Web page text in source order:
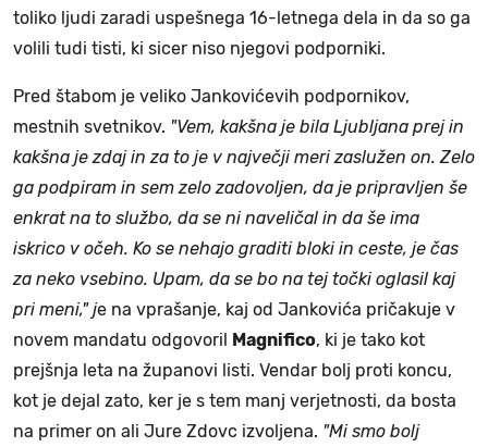
toliko ljudi zaradi uspešnega 16-letnega dela in da so ga
volili tudi tisti, ki sicer niso njegovi podporniki.
Pred štabom je veliko Jankovićevih podpornikov,
mestnih svetnikov. "Vem, kakšna je bila Ljubljana prej in
kakšna je zdaj in za to je v največji meri zaslužen on. Zelo
ga podpiram in sem zelo zadovoljen, da je pripravljen še
enkrat na to službo, da se ni naveličal in da še ima
iskrico v očeh. Ko se nehajo graditi bloki in ceste, je čas
za neko vsebino. Upam, da se bo na tej točki oglasil kaj
pri meni," je na vprašanje, kaj od Jankovića pričakuje v
novem mandatu odgovoril
Magnifico, ki je tako kot
prejšnja leta na županovi listi. Vendar bolj proti koncu,
kot je dejal zato, ker je s tem manj verjetnosti, da bosta
na primer on ali Jure Zdovc izvoljena. "Mi smo bolj